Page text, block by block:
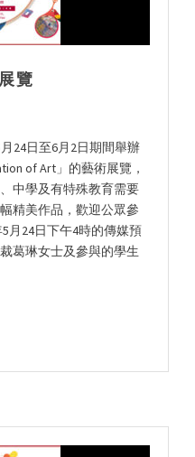
覽
24日至6月2日期間舉辦
of Art」的藝術展覽，
中學及有特殊教育需要
精美作品，歡迎公眾參
月24日下午4時的傳媒預
葛琳女士及參與的學生